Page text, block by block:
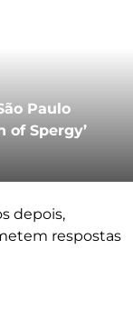
Paulo
of Spergy’